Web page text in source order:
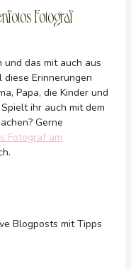
Fotograf
und das mit auch aus
Erinnerungen
Papa, die Kinder und
ihr auch mit dem
Gerne
Fotograf am
Blogposts mit Tipps